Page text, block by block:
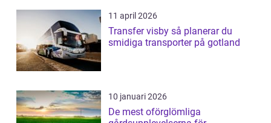
11 april 2026
Transfer visby så planerar du
smidiga transporter på gotland
10 januari 2026
De mest oförglömliga